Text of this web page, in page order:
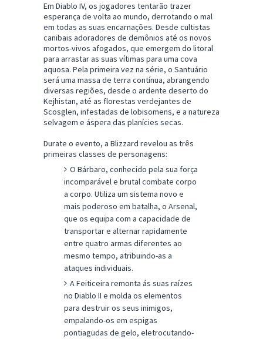
Em Diablo IV, os jogadores tentarão trazer
esperança de volta ao mundo, derrotando o mal
em todas as suas encarnações. Desde cultistas
canibais adoradores de demônios até os novos
mortos-vivos afogados, que emergem do litoral
para arrastar as suas vítimas para uma cova
aquosa. Pela primeira vez na série, o Santuário
será uma massa de terra contínua, abrangendo
diversas regiões, desde o ardente deserto do
Kejhistan, até as florestas verdejantes de
Scosglen, infestadas de lobisomens, e a natureza
selvagem e áspera das planícies secas.
Durate o evento, a Blizzard revelou as três
primeiras classes de personagens:
O Bárbaro, conhecido pela sua força
incomparável e brutal combate corpo
a corpo. Utiliza um sistema novo e
mais poderoso em batalha, o Arsenal,
que os equipa com a capacidade de
transportar e alternar rapidamente
entre quatro armas diferentes ao
mesmo tempo, atribuindo-as a
ataques individuais.
A Feiticeira remonta ás suas raízes
no Diablo II e molda os elementos
para destruir os seus inimigos,
empalando-os em espigas
pontiagudas de gelo, eletrocutando-